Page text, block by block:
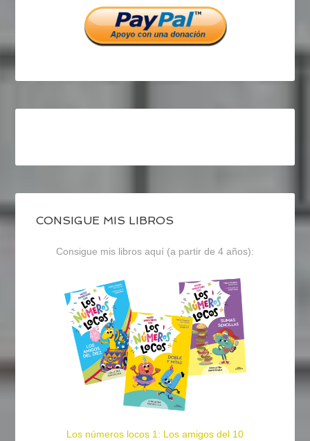
CONSIGUE MIS LIBROS
Consigue mis libros aquí (a partir de 4 años):
Los números locos 1: Los amigos del 10